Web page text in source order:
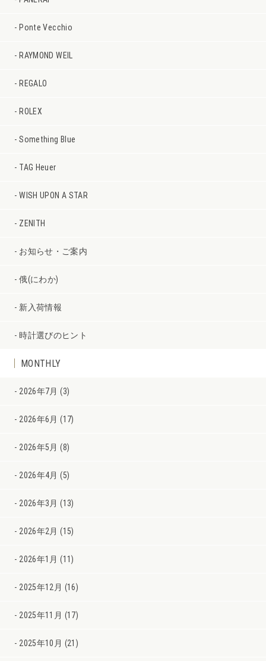
Ponte Vecchio
RAYMOND WEIL
REGALO
ROLEX
Something Blue
TAG Heuer
WISH UPON A STAR
ZENITH
お知らせ・ご案内
俄(にわか)
新入荷情報
時計選びのヒント
MONTHLY
2026年7月 (3)
2026年6月 (17)
2026年5月 (8)
2026年4月 (5)
2026年3月 (13)
2026年2月 (15)
2026年1月 (11)
2025年12月 (16)
2025年11月 (17)
2025年10月 (21)